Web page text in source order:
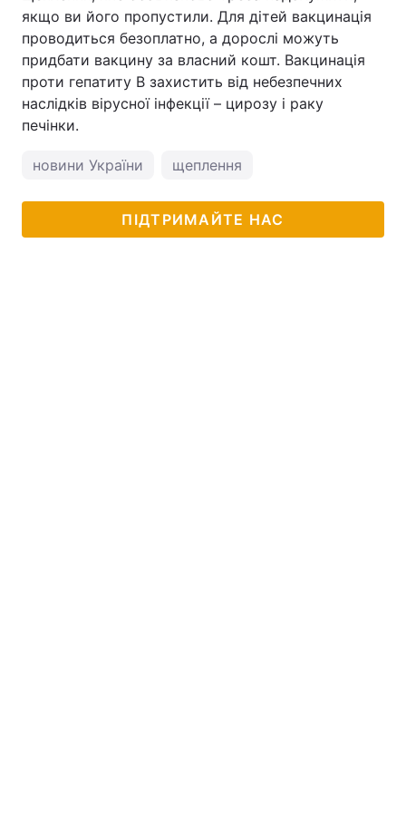
якщо ви його пропустили. Для дітей вакцинація
проводиться безоплатно, а дорослі можуть
придбати вакцину за власний кошт. Вакцинація
проти гепатиту В захистить від небезпечних
наслідків вірусної інфекції – цирозу і раку
печінки.
новини України щеплення
ПІДТРИМАЙТЕ НАС